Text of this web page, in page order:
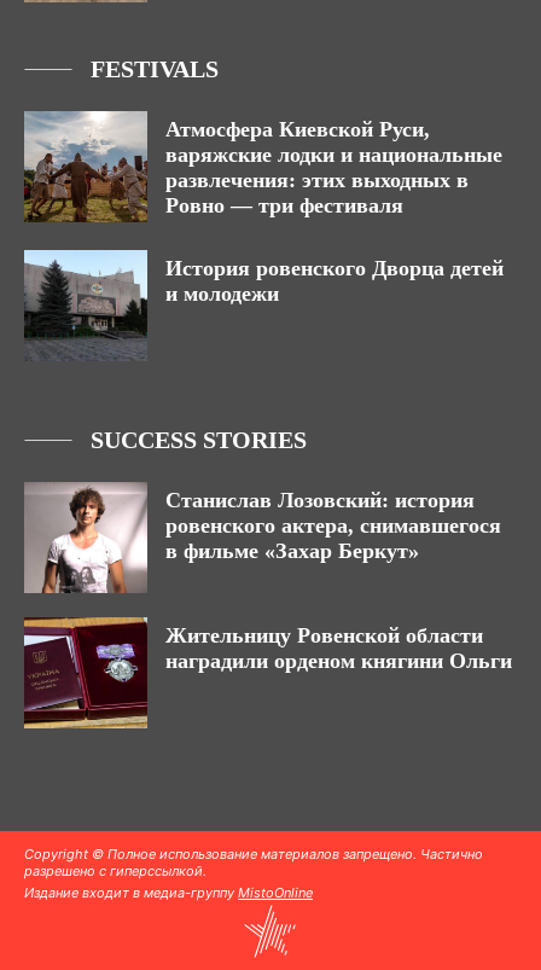
FESTIVALS
Атмосфера Киевской Руси,
варяжские лодки и национальные
развлечения: этих выходных в
Ровно — три фестиваля
История ровенского Дворца детей
и молодежи
SUCCESS STORIES
Станислав Лозовский: история
ровенского актера, снимавшегося
в фильме «Захар Беркут»
Жительницу Ровенской области
наградили орденом княгини Ольги
Copyright © Полное использование материалов запрещено. Частично
разрешено с гиперссылкой.
Издание входит в медиа-группу MistoOnline